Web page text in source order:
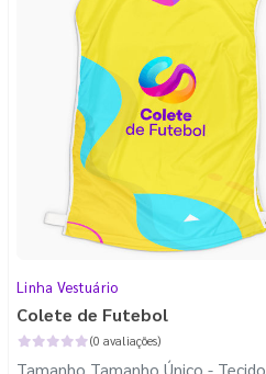
Linha Vestuário
Colete de Futebol
(0 avaliações)
Tamanho Tamanho Único - Tecido